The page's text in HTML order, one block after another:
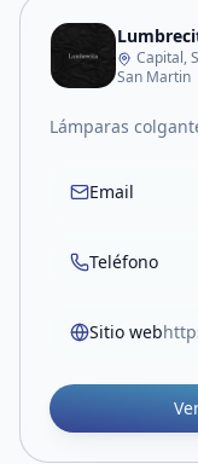
Capital,
San Martin
Lámparas
Email
Teléfono
Sitio web